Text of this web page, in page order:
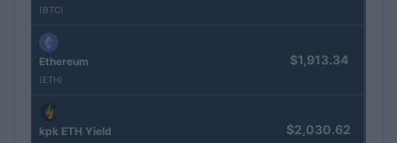
(BTC)
Ethereum
(ETH)
$1,913.34
kpk ETH Yield $2,030.62